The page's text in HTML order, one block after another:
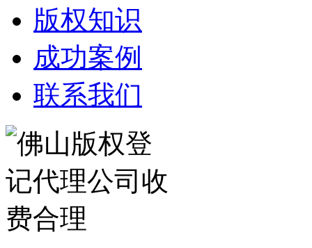
版权知识
成功案例
联系我们